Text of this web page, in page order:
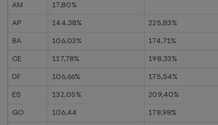
AM
17,80%
AP
144,38%
225,83%
BA
106,03%
174,71%
CE
117,78%
198,33%
DF
106,66%
175,54%
ES
132,05%
209,40%
GO
106,44
178,98%